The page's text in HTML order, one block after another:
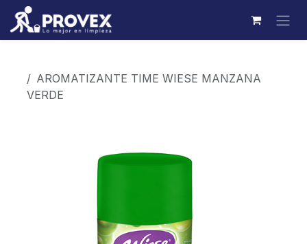
Ir al contenido
AROMATIZANTE TIME WIESE MANZANA
VERDE